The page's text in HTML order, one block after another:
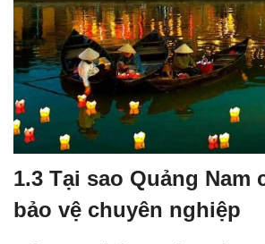
1.3 Tại sao Quảng Nam
bảo vệ chuyên nghiệp